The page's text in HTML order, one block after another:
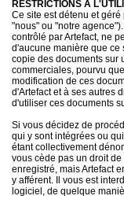
RESTRICTIONS A
Ce site est détenu et
"nous" ou "notre
contrôlé par Artefact, ne
d'aucune manière que ce
copie des documents sur
commerciales, pourvu
modification de ces
d'Artefact et à ses autres
d'utiliser ces documents
Si vous décidez de
qui y sont intégrées ou
étant collectivement
vous cède pas un droit
enregistré, mais Artefact
y afférent. Il vous est
logiciel, de quelque